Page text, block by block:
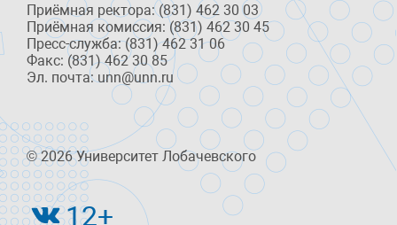
Приёмная ректора: (831) 462 30 03
Приёмная комиссия: (831) 462 30 45
Пресс-служба: (831) 462 31 06
Факс: (831) 462 30 85
Эл. почта: unn@unn.ru
© 2026 Университет Лобачевского
12+